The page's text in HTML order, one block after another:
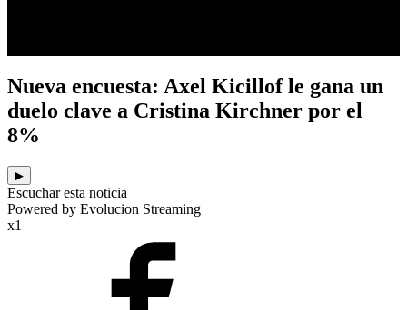
Nueva encuesta: Axel Kicillof le gana un
duelo clave a Cristina Kirchner por el
8%
▶
Escuchar esta noticia
Powered by Evolucion Streaming
x1